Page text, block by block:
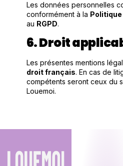
Les données personnelles
conformément à la
au RGPD.
6. Droit
Les présentes mentions
droit français. En cas de
compétents seront ceux du
Louemoi.